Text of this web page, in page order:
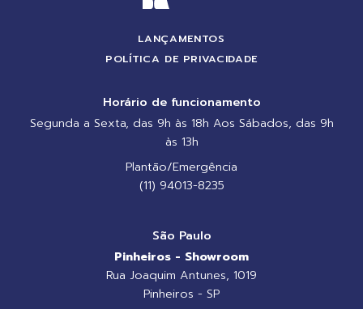
LANÇAMENTOS
POLÍTICA DE PRIVACIDADE
Horário de funcionamento
Segunda a Sexta, das 9h às 18h Aos Sábados, das 9h
às 13h
Plantão/Emergência
(11) 94013-8235
São Paulo
Pinheiros - Showroom
Rua Joaquim Antunes, 1019
Pinheiros - SP